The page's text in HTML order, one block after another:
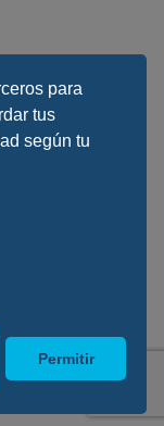
para
tus
según tu
Permitir